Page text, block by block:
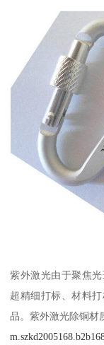
紫外激光由于聚焦
超精细打标、材料
品。紫外激光除铜材